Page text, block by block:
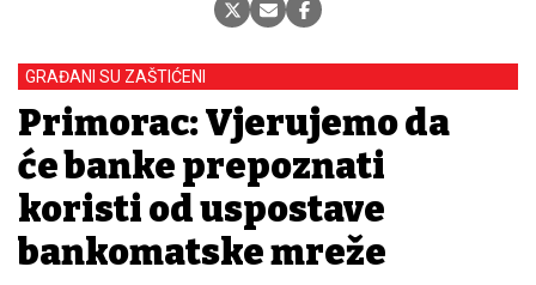
GRAĐANI SU ZAŠTIĆENI
Primorac: Vjerujemo da
će banke prepoznati
koristi od uspostave
bankomatske mreže